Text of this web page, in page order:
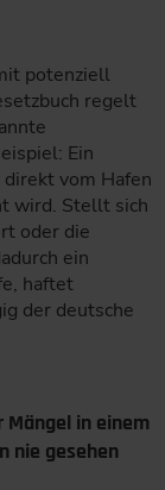
potenziell
regelt
Ein
vom Hafen
wird. Stellt sich
oder die
ein
haftet
der deutsche
in einem
nie gesehen